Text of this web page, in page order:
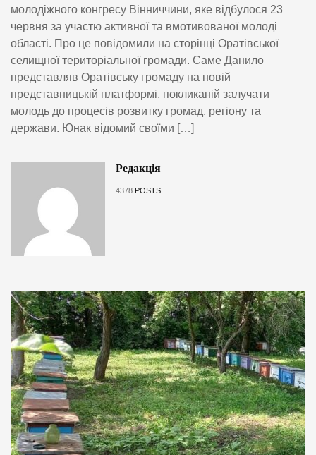
молодіжного конгресу Вінниччини, яке відбулося 23
червня за участю активної та вмотивованої молоді
області. Про це повідомили на сторінці Оратівської
селищної територіальної громади. Саме Данило
представляв Оратівську громаду на новій
представницькій платформі, покликаній залучати
молодь до процесів розвитку громад, регіону та
держави. Юнак відомий своїми […]
Редакція
4378 POSTS